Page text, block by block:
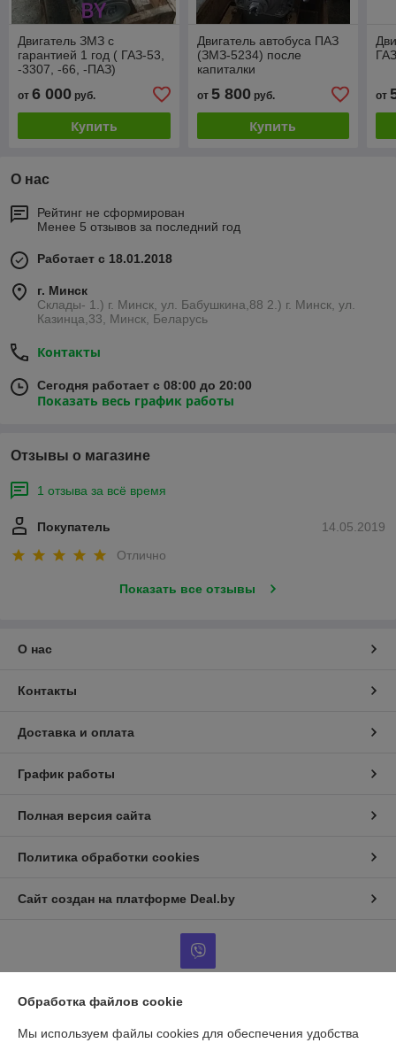
Двигатель ЗМЗ с
гарантией 1 год ( ГАЗ-53,
-3307, -66, -ПАЗ)
от 6 000 руб.
Купить
Двигатель автобуса ПАЗ
(ЗМЗ-5234) после
капиталки
от 5 800руб.
Купить
от
О нас
Рейтинг не сформирован
Менее 5 отзывов за последний год
Работает с 18.01.2018
г. Минск
Склады- 1.) г. Минск, ул. Бабушкина,88 2.) г. Минск, ул.
Казинца,33, Минск, Беларусь
Контакты
Сегодня работает с 08:00 до 20:00
Показать весь график работы
Отзывы о магазине
1 отзыва за всё время
14.05.2019
Покупатель
Отлично
Показать все отзывы
О нас
Контакты
Доставка и оплата
График работы
Полная версия сайта
Политика обработки cookies
Сайт создан на платформе Deal.by
Обработка файлов cookie
Мы используем файлы cookies для обеспечения удобства